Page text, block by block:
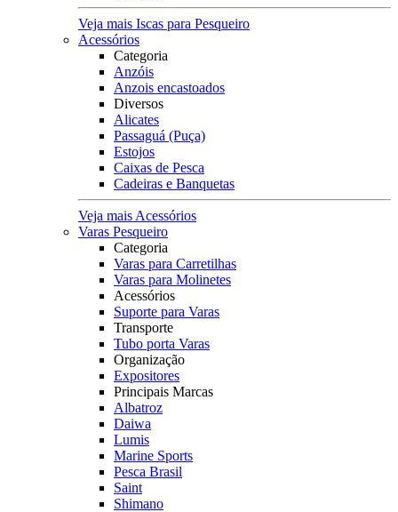
Veja mais Iscas para Pesqueiro
Acessórios
Categoria
Anzóis
Anzois encastoados
Diversos
Alicates
Passaguá (Puça)
Estojos
Caixas de Pesca
Cadeiras e Banquetas
Veja mais Acessórios
Varas Pesqueiro
Categoria
Varas para Carretilhas
Varas para Molinetes
Acessórios
Suporte para Varas
Transporte
Tubo porta Varas
Organização
Expositores
Principais Marcas
Albatroz
Daiwa
Lumis
Marine Sports
Pesca Brasil
Saint
Shimano